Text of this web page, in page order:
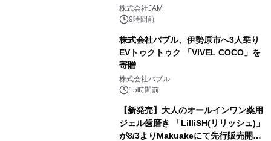
GR 4車種の FUNBOO(ミニカー)付き
メニューが展開されます
株式会社JAM
9時間前
株式会社バブル、伊勢原市へ3人乗り
EVトゥクトゥク 「VIVEL COCO」を
寄贈
株式会社バブル
15時間前
【新発売】大人のオールインワン薬用
ジェル歯磨き 「LilliSH(リリッシュ)」
が8/3よりMakuakeにて先行販売開